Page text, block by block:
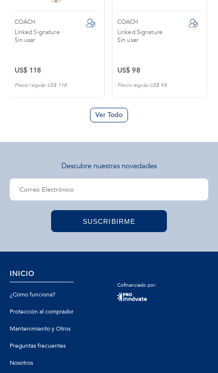
COACH
Linked Signature
Sin usar
US$ 118
Precio regular US$ 118
COACH
Linked Signature
Sin usar
US$ 98
Precio regular US$ 98
Ver Todo
Descubre nuestras novedades
SUSCRIBIRME
INICIO
¿Cómo funciona?
Protección al comprador
Mantenimiento y Otros
Preguntas frecuentes
Nosotros
Cofinanciado por: